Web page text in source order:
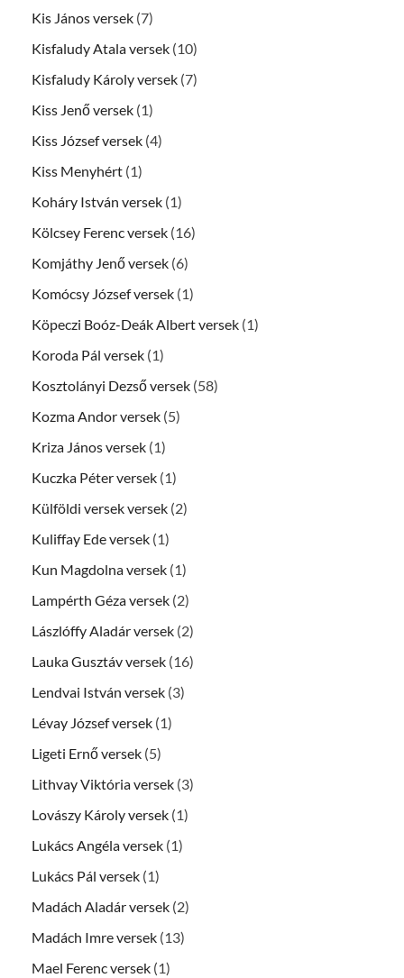
Kis János versek (7)
Kisfaludy Atala versek (10)
Kisfaludy Károly versek (7)
Kiss Jenő versek (1)
Kiss József versek (4)
Kiss Menyhért (1)
Koháry István versek (1)
Kölcsey Ferenc versek (16)
Komjáthy Jenő versek (6)
Komócsy József versek (1)
Köpeczi Boóz-Deák Albert versek (1)
Koroda Pál versek (1)
Kosztolányi Dezső versek (58)
Kozma Andor versek (5)
Kriza János versek (1)
Kuczka Péter versek (1)
Külföldi versek versek (2)
Kuliffay Ede versek (1)
Kun Magdolna versek (1)
Lampérth Géza versek (2)
Lászlóffy Aladár versek (2)
Lauka Gusztáv versek (16)
Lendvai István versek (3)
Lévay József versek (1)
Ligeti Ernő versek (5)
Lithvay Viktória versek (3)
Lovászy Károly versek (1)
Lukács Angéla versek (1)
Lukács Pál versek (1)
Madách Aladár versek (2)
Madách Imre versek (13)
Mael Ferenc versek (1)